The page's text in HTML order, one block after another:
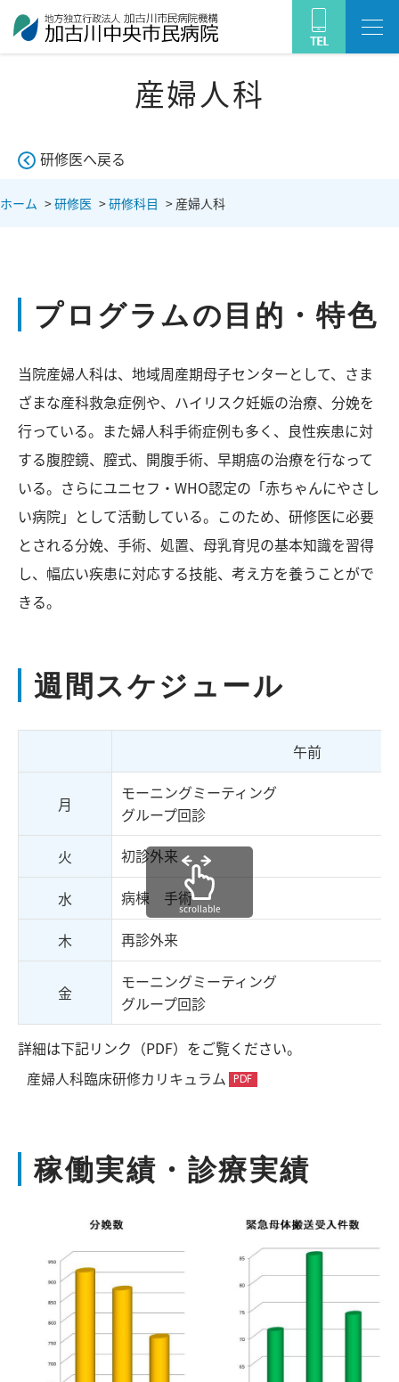
産婦人科
研修医へ戻る
ホーム >研修医 >研修科目 > 産婦人科
プログラムの目的・特色
当院産婦人科は、地域周産期母子センターとして、さま
ざまな産科救急症例や、ハイリスク妊娠の治療、分娩を
行っている。また婦人科手術症例も多く、良性疾患に対
する腹腔鏡、膣式、開腹手術、早期癌の治療を行なって
いる。さらにユニセフ・WHO認定の「赤ちゃんにやさし
い病院」として活動している。このため、研修医に必要
とされる分娩、手術、処置、母乳育児の基本知識を習得
し、幅広い疾患に対応する技能、考え方を養うことがで
きる。
週間スケジュール
午前
月
モーニングミーティング
グループ回診
火
初診外来
水
病棟 手術
木
再診外来
金
モーニングミーティング
グループ回診
scrollable
詳細は下記リンク（PDF）をご覧ください。
産婦人科臨床研修カリキュラム
稼働実績・診療実績